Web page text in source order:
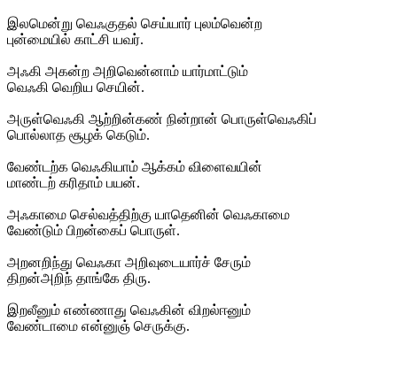
இலமென்று வெஃகுதல் செய்யார் புலம்வென்ற
புன்மையில் காட்சி யவர்.
அஃகி அகன்ற அறிவென்னாம் யார்மாட்டும்
வெஃகி வெறிய செயின்.
அருள்வெஃகி ஆற்றின்கண் நின்றான் பொருள்வெஃகிப்
பொல்லாத சூழக் கெடும்.
வேண்டற்க வெஃகியாம் ஆக்கம் விளைவயின்
மாண்டற் கரிதாம் பயன்.
அஃகாமை செல்வத்திற்கு யாதெனின் வெஃகாமை
வேண்டும் பிறன்கைப் பொருள்.
அறனறிந்து வெஃகா அறிவுடையார்ச் சேரும்
திறன்அறிந் தாங்கே திரு.
இறலீனும் எண்ணாது வெஃகின் விறல்ஈனும்
வேண்டாமை என்னுஞ் செருக்கு.